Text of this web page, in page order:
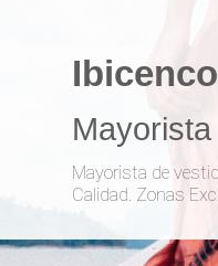
Mayorista de
Calidad. Zonas